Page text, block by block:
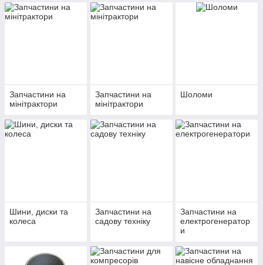
Запчастини на
мінітрактори
Запчастини на
мінітрактори
Шоломи
Шини, диски та
колеса
Запчастини на
садову техніку
Запчастини на
електрогенератор
и